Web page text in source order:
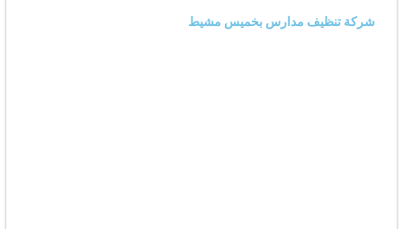
شركة تنظيف مدارس بخميس مشيط